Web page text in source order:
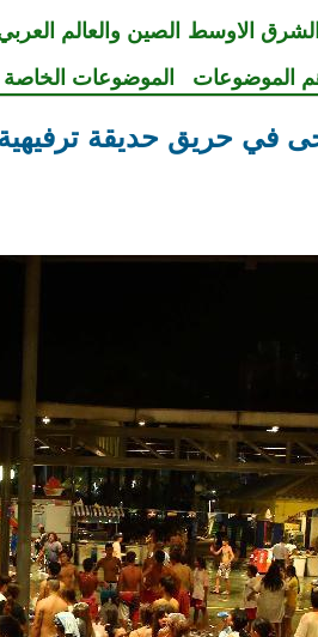
الشرق الاوسط الصين والعالم
الموضوعات الموضوعات الخاصة
حريق حديقة ترفيهية في